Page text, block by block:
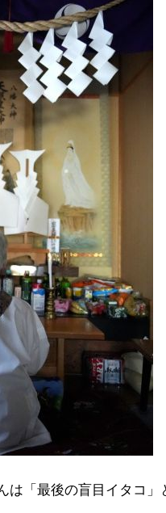
は「最後の盲目イタコ」